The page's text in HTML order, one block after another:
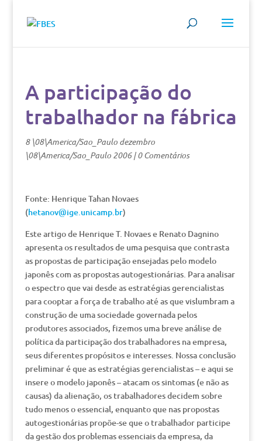
A participação do
trabalhador na fábrica
8 \08\America/Sao_Paulo dezembro
\08\America/Sao_Paulo 2006|0 Comentários
Fonte: Henrique Tahan Novaes
(hetanov@ige.unicamp.br)
Este artigo de Henrique T. Novaes e Renato Dagnino
apresenta os resultados de uma pesquisa que contrasta
as propostas de participação ensejadas pelo modelo
japonês com as propostas autogestionárias. Para analisar
o espectro que vai desde as estratégias gerencialistas
para cooptar a força de trabalho até as que vislumbram a
construção de uma sociedade governada pelos
produtores associados, fizemos uma breve análise de
política da participação dos trabalhadores na empresa,
seus diferentes propósitos e interesses. Nossa conclusão
preliminar é que as estratégias gerencialistas – e aqui se
insere o modelo japonês – atacam os sintomas (e não as
causas) da alienação, os trabalhadores decidem sobre
tudo menos o essencial, enquanto que nas propostas
autogestionárias propõe-se que o trabalhador participe
da gestão dos problemas essenciais da empresa, da